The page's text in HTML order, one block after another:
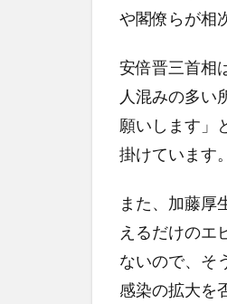
や閣僚らが相
安倍晋三首相
人混みの多い
願いします」
掛けています。
また、加藤厚
えるだけのエ
ないので、そ
感染の拡大を